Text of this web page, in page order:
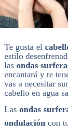
Te gusta el
estilo
las ondas
encantará y te
vas a necesitar
cabello en agua
Las ondas
ondulación con